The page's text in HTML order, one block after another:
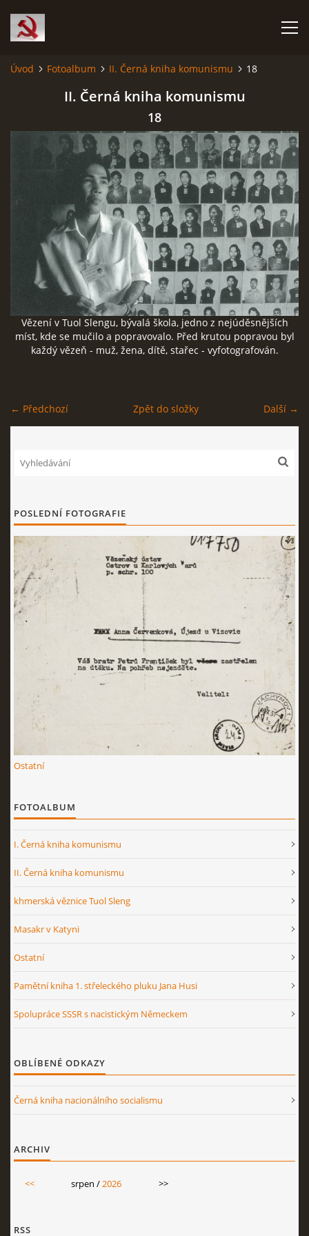
ČERNÁ KNIHA KOMUNISMU I.
ČERNÁ KNIHA KOMUNISMU II.
RUDÝ HLADOMOR: STALINOVA VÁLKA NA UKRAJINĚ
KATYŇSKÝ MASAKR
OSTATNÍ ZLOČINY KOMUNISMU
ČERNÁ KNIHA NACIONÁLNÍHO SOCIALISMU
Úvod Fotoalbum II. Černá kniha komunismu 18
II. Černá kniha komunismu
18
Vězení v Tuol Slengu, bývalá škola, jedno z nejúděsnějších
míst, kde se mučilo a popravovalo. Před krutou popravou byl
každý vězeň - muž, žena, dítě, stařec - vyfotografován.
← Předchozí Další →
Zpět do složky
POSLEDNÍ FOTOGRAFIE
Ostatní
FOTOALBUM
I. Černá kniha komunismu
II. Černá kniha komunismu
khmerská věznice Tuol Sleng
Masakr v Katyni
Ostatní
Pamětní kniha 1. střeleckého pluku Jana Husi
Spolupráce SSSR s nacistickým Německem
OBLÍBENÉ ODKAZY
Černá kniha nacionálního socialismu
ARCHIV
<< srpen /2026 >>
RSS